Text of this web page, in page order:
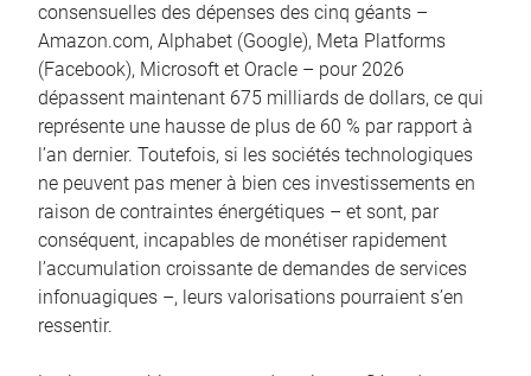
consensuelles des dépenses des cinq géants –
Amazon.com, Alphabet (Google), Meta Platforms
(Facebook), Microsoft et Oracle – pour 2026
dépassent maintenant 675 milliards de dollars, ce qui
représente une hausse de plus de 60 % par rapport à
l’an dernier. Toutefois, si les sociétés technologiques
ne peuvent pas mener à bien ces investissements en
raison de contraintes énergétiques – et sont, par
conséquent, incapables de monétiser rapidement
l’accumulation croissante de demandes de services
infonuagiques –, leurs valorisations pourraient s’en
ressentir.